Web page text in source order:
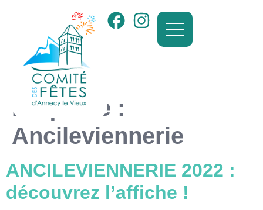
Étiquette :
Ancileviennerie
ANCILEVIENNERIE 2022 :
découvrez l’affiche !